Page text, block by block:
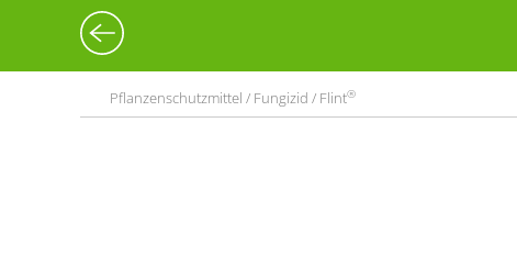
Pflanzenschutzmittel / Fungizid / Flint®